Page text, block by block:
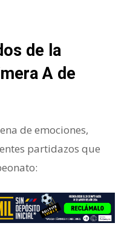
de la
A de
de emociones,
partidazos que